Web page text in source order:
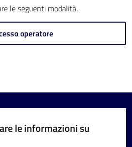
le seguenti modalità.
operatore
le informazioni su